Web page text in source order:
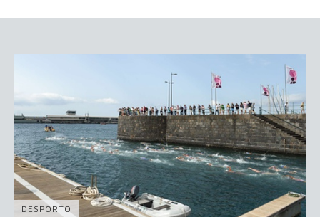
DESPORTO